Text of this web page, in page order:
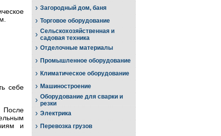
себе
После
и
› Загородный дом, баня
› Торговое оборудование
› Сельскохозяйственная и
садовая техника
› Отделочные материалы
› Промышленное оборудование
› Климатическое оборудование
› Машиностроение
› Оборудование для сварки и
резки
› Электрика
› Перевозка грузов